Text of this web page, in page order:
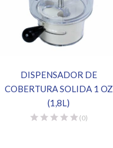
DISPENSADOR DE
COBERTURA SOLIDA 1 OZ
(1,8L)
(0)